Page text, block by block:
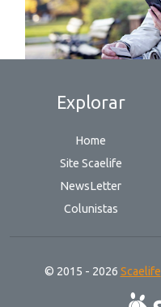
Explorar
Home
Site Scaelife
NewsLetter
Colunistas
© 2015 - 2026 Scaelife